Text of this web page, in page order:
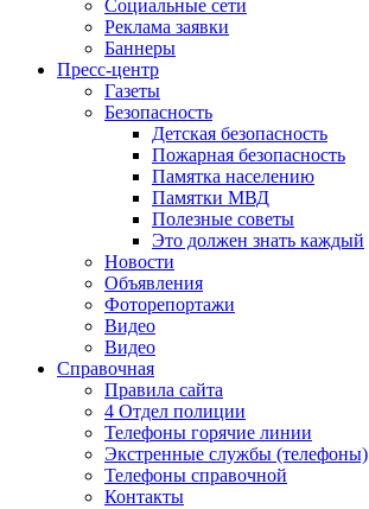
Социальные сети
Реклама заявки
Баннеры
Пресс-центр
Газеты
Безопасность
Детская безопасность
Пожарная безопасность
Памятка населению
Памятки МВД
Полезные советы
Это должен знать каждый
Новости
Объявления
Фоторепортажи
Видео
Видео
Справочная
Правила сайта
4 Отдел полиции
Телефоны горячие линии
Экстренные службы (телефоны)
Телефоны справочной
Контакты